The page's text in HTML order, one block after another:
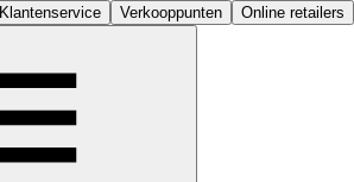
Klantenservice Verkooppunten Online retailers